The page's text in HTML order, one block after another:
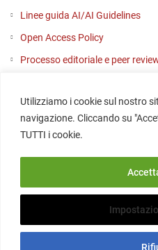
Utilizziamo i cookie sul nostro
navigazione. Cliccando su
TUTTI i cookie.
Linee guida AI/AI Guidelines
Open Access Policy
Processo editoriale e peer
Contattaci/Contact us
SOCIAL